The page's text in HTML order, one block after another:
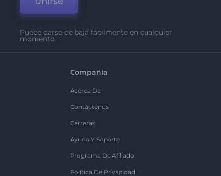
Puede darse de baja fácilmente en cualquier
momento.
Compañía
Acerca De
Contáctenos
Carreras
Ayuda Y Soporte
Programa De Afiliado
Política De Privacidad